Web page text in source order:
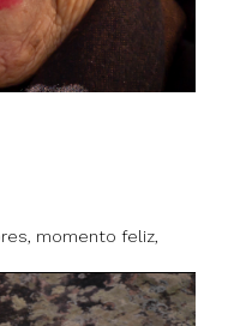
momento feliz,